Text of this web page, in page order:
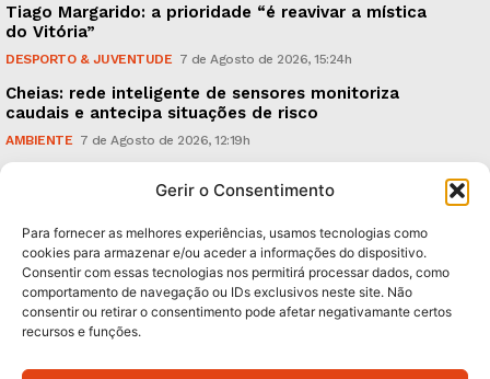
Gerir o Consentimento
Para fornecer as melhores experiências, usamos tecnologias como
cookies para armazenar e/ou aceder a informações do dispositivo.
Consentir com essas tecnologias nos permitirá processar dados, como
comportamento de navegação ou IDs exclusivos neste site. Não
consentir ou retirar o consentimento pode afetar negativamante certos
recursos e funções.
Tiago Margarido: a prioridade “é reavivar a mística
do Vitória”
DESPORTO & JUVENTUDE 7 de Agosto de 2026, 15:24h
Cheias: rede inteligente de sensores monitoriza
caudais e antecipa situações de risco
AMBIENTE 7 de Agosto de 2026, 12:19h
Subscreva Newsletter: